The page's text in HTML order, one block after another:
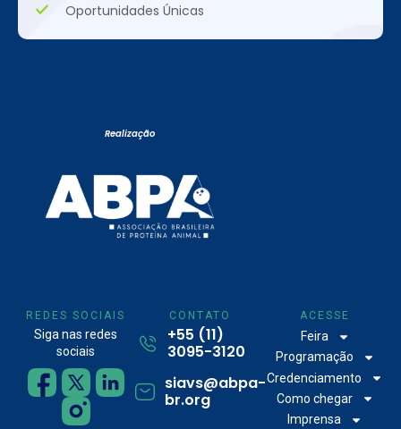
Oportunidades Únicas
Realização
REDES SOCIAIS
Siga nas redes
sociais
CONTATO
+55 (11)
3095-3120
siavs@abpa-
br.org
ACESSE
Feira
Programação
Credenciamento
Como chegar
Imprensa